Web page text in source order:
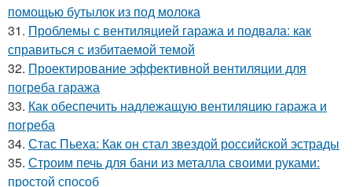
помощью бутылок из под молока
31. Проблемы с вентиляцией гаража и подвала: как
справиться с избитаемой темой
32. Проектирование эффективной вентиляции для
погреба гаража
33. Как обеспечить надлежащую вентиляцию гаража и
погреба
34. Стас Пьеха: Как он стал звездой российской эстрады
35. Строим печь для бани из металла своими руками:
простой способ